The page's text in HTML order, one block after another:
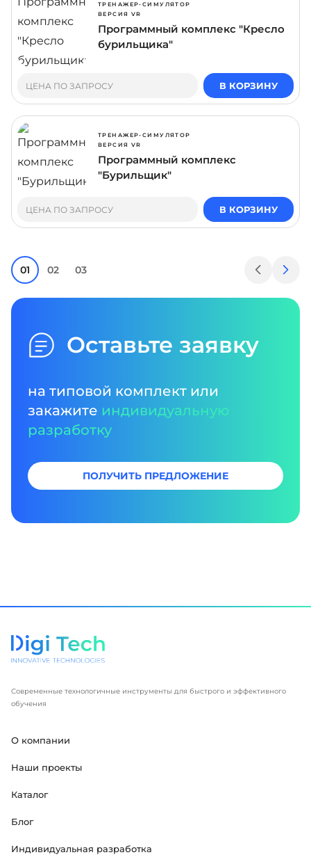
ТРЕНАЖЕР-СИМУЛЯТОР
ВЕРСИЯ VR
Программный комплекс "Кресло
бурильщика"
ЦЕНА ПО ЗАПРОСУ В КОРЗИНУ
ТРЕНАЖЕР-СИМУЛЯТОР
ВЕРСИЯ VR
Программный комплекс
"Бурильщик"
ЦЕНА ПО ЗАПРОСУ В КОРЗИНУ
01 02 03
Оставьте заявку
на типовой комплект или
закажите индивидуальную
разработку
ПОЛУЧИТЬ ПРЕДЛОЖЕНИЕ
Современные технологичные инструменты для быстрого и эффективного
обучения
О компании
Наши проекты
Каталог
Блог
Индивидуальная разработка